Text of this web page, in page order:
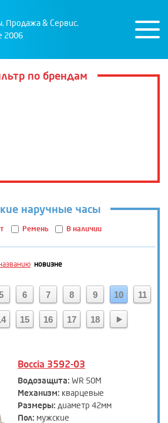
Продажа & Сервис.
2006
по брендам
наручные часы
Ремень В наличии
новизне
6 7 8 9 10 11
15 16 17 18
Boccia 3592-03
Водозащита: WR 50M
Механизм: кварцевые
Размеры: диаметр 42мм
Пол: мужские